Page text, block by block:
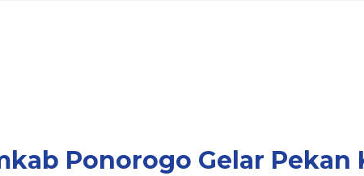
Ponorogo Gelar Pekan